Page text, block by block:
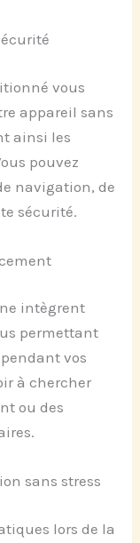
vous
appareil sans
ainsi les
pouvez
navigation, de
sécurité.
intègrent
permettant
vos
à chercher
ou des
sans stress
lors de la